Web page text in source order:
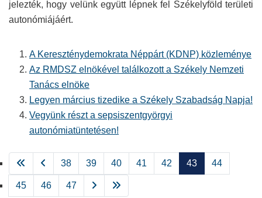
jelezték, hogy velünk együtt lépnek fel Székelyföld területi
autonómiájáért.
A Kereszténydemokrata Néppárt (KDNP) közleménye
Az RMDSZ elnökével találkozott a Székely Nemzeti
Tanács elnöke
Legyen március tizedike a Székely Szabadság Napja!
Vegyünk részt a sepsiszentgyörgyi
autonómiatüntetésen!
38 39 40 41 42 43 44
45 46 47